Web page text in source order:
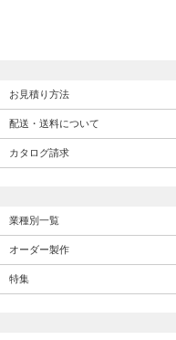
お見積り方法
配送・送料について
カタログ請求
業種別一覧
オーダー製作
特集